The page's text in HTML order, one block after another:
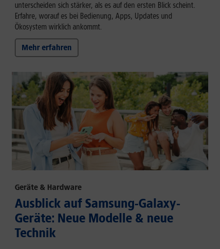
unterscheiden sich stärker, als es auf den ersten Blick scheint.
Erfahre, worauf es bei Bedienung, Apps, Updates und
Ökosystem wirklich ankommt.
Mehr erfahren
Geräte & Hardware
Ausblick auf Samsung-Galaxy-
Geräte: Neue Modelle & neue
Technik